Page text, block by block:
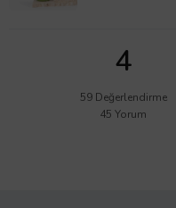
4
59 Değerlendirme
45 Yorum